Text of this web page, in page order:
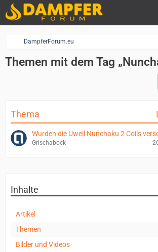
DampferForum.eu
Themen mit dem Tag
Thema
Wurden die Uwell Nunchaku 2 Coils
Grischabock
Inhalte
Artikel
Themen
Bilder und Videos